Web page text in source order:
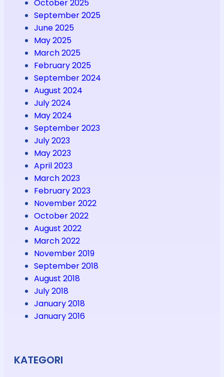
October 2025
September 2025
June 2025
May 2025
March 2025
February 2025
September 2024
August 2024
July 2024
May 2024
September 2023
July 2023
May 2023
April 2023
March 2023
February 2023
November 2022
October 2022
August 2022
March 2022
November 2019
September 2018
August 2018
July 2018
January 2018
January 2016
KATEGORI